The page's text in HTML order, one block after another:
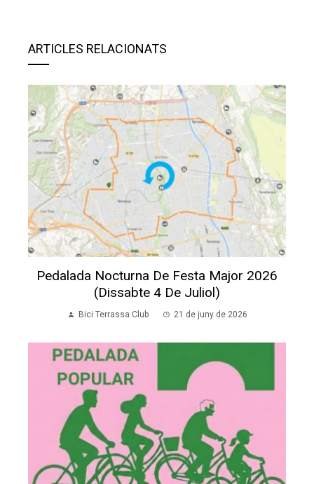
ARTICLES RELACIONATS
Pedalada Nocturna De Festa Major 2026
(dissabte 4 De Juliol)
Bici Terrassa Club 21 de juny de 2026